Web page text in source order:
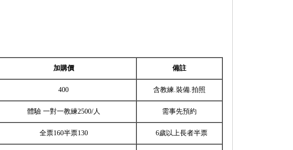
加購價 備註
400 含教練.裝備.拍照
體驗 一對一教練2500/人 需事先預約
全票160半票130 6歲以上長者半票